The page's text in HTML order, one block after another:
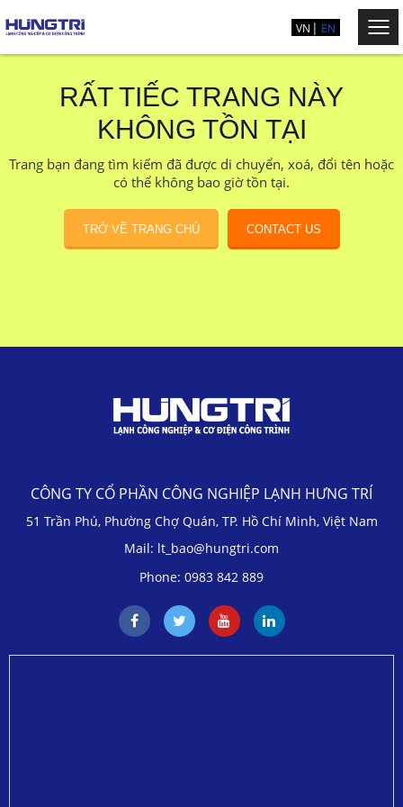
VN EN
RẤT TIẾC TRANG NÀY
KHÔNG TỒN TẠI
Trang bạn đang tìm kiếm đã được di chuyển, xoá, đổi tên hoặc
có thể không bao giờ tồn tại.
TRỞ VỀ TRANG CHỦ CONTACT US
CÔNG TY CỔ PHẦN CÔNG NGHIỆP LẠNH HƯNG TRÍ
51 Trần Phú, Phường Chợ Quán, TP. Hồ Chí Minh, Việt Nam
Mail: lt_bao@hungtri.com
Phone: 0983 842 889